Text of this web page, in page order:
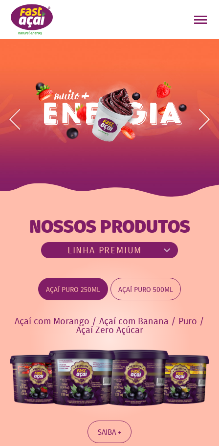
NOSSOS PRODUTOS
AÇAÍ PURO 250ML AÇAÍ PURO 500ML
Açaí com Morango / Açaí com Banana / Puro /
Açaí Zero Açúcar
SAIBA +